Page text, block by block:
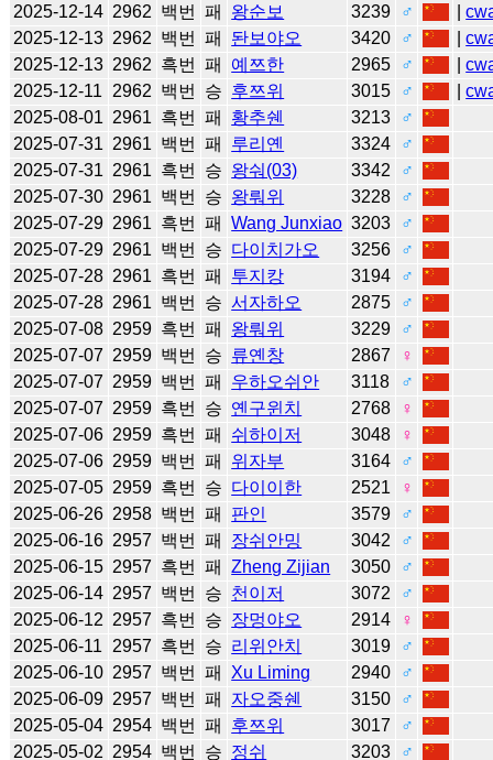
2025-12-14 2962 백번 패 왕순보 3239 ♂ |
2025-12-13 2962 백번 패 돤보야오 3420 ♂ |
2025-12-13 2962 흑번 패 예쯔한 2965 ♂ |
2025-12-11
2962 백번 승 후쯔위 3015 ♂ |
2025-08-01 2961 흑번 패 황추쉔 3213
♂
2025-07-31 2961 백번 패 루리옌 3324
♂
2025-07-31 2961 흑번 승 왕숴(03) 3342
♂
2025-07-30 2961 백번 승 왕뤄위 3228
♂
2025-07-29 2961 흑번 패 Wang Junxiao 3203
♂
2025-07-29 2961 백번 승 다이치가오 3256
♂
2025-07-28 2961 흑번 패 투지캉 3194
♂
2025-07-28 2961 백번 승 서자하오 2875
♂
2025-07-08 2959 흑번 패 왕뤄위 3229
♂
2025-07-07 2959 백번 승 류옌창 2867
♀
2025-07-07 2959 백번 패 우하오쉬안 3118
♂
2025-07-07 2959 흑번 승 옌구윈치 2768
♀
2025-07-06 2959 흑번 패 쉬하이저 3048
♀
2025-07-06 2959 백번 패 위자부 3164
♂
2025-07-05 2959 흑번 승 다이이한 2521
♀
2025-06-26 2958 백번 패 판인 3579
♂
2025-06-16 2957 백번 패 장쉬안밍 3042
♂
2025-06-15 2957 흑번 패 Zheng Zijian 3050
♂
2025-06-14 2957 백번 승 천이저 3072
♂
2025-06-12 2957 흑번 승 장멍야오 2914
♀
2025-06-11
2957 흑번 승 리위안치 3019
♂
2025-06-10 2957 백번 패 Xu Liming 2940
♂
2025-06-09 2957 백번 패 자오중쉔 3150
♂
2025-05-04 2954 백번 패 후쯔위 3017
♂
2025-05-02 2954 백번 승 정쉬 3203 ♂